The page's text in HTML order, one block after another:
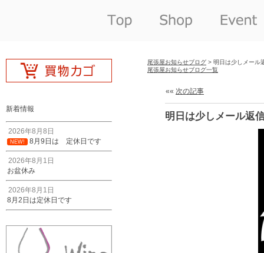
新着情報
2026年8月8日
NEW! 8月9日は 定休日です
2026年8月1日
お盆休み
2026年8月1日
8月2日は定休日です
尾張屋お知らせブログ > 明日は少しメール
尾張屋お知らせブログ一覧
«« 次の記事
明日は少しメール返